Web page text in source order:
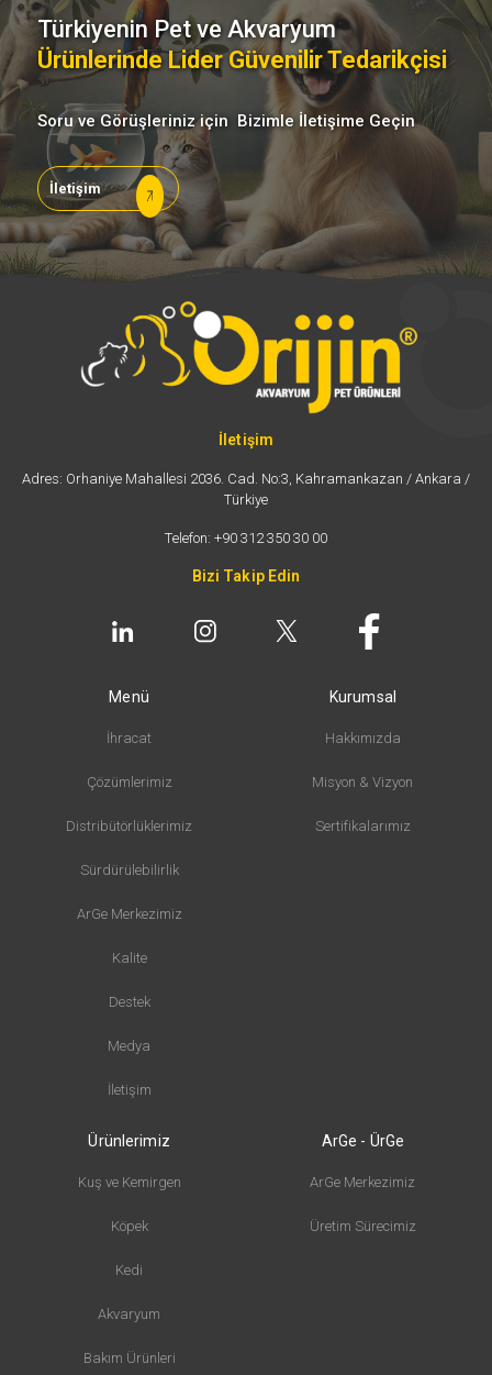
Türkiyenin Pet ve Akvaryum
Ürünlerinde Lider Güvenilir Tedarikçisi
Soru ve Görüşleriniz için Bizimle İletişime Geçin
İletişim
İletişim
Adres: Orhaniye Mahallesi 2036. Cad. No:3, Kahramankazan / Ankara /
Türkiye
Telefon: +90 312 350 30 00
Bizi Takip Edin
Menü
İhracat
Çözümlerimiz
Distribütörlüklerimiz
Sürdürülebilirlik
ArGe Merkezimiz
Kalite
Destek
Medya
İletişim
Kurumsal
Hakkımızda
Misyon & Vizyon
Sertifikalarımız
Ürünlerimiz
Kuş ve Kemirgen
Köpek
Kedi
Akvaryum
Bakım Ürünleri
ArGe - ÜrGe
ArGe Merkezimiz
Üretim Sürecimiz